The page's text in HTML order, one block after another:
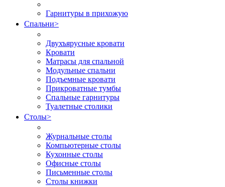
Гарнитуры в прихожую
Спальни>
Двухъярусные кровати
Кровати
Матрасы для спальной
Модульные спальни
Подъемные кровати
Прикроватные тумбы
Спальные гарнитуры
Туалетные столики
Столы>
Журнальные столы
Компьютерные столы
Кухонные столы
Офисные столы
Письменные столы
Столы книжки